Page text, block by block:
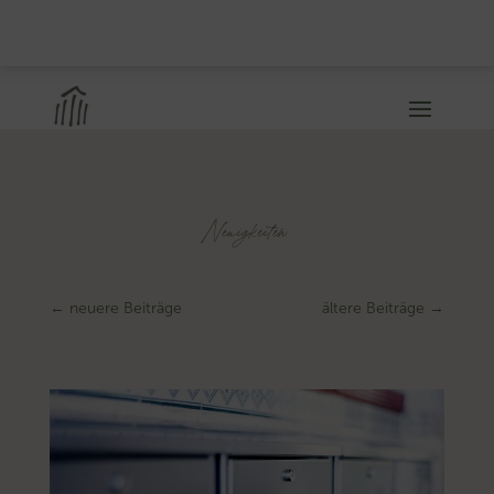
Neuigkeiten
← neuere Beiträge ältere Beiträge →